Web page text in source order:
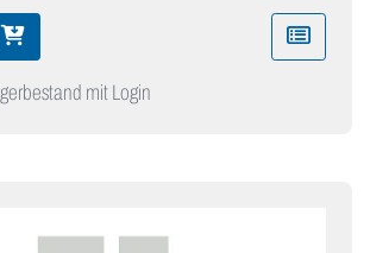
mit Login